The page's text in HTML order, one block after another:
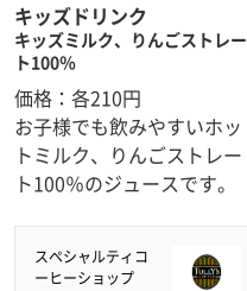
キッズドリンク
キッズミルク、りんごストレー
ト100％
価格：各210円
お子様でも飲みやすいホッ
トミルク、りんごストレー
ト100％のジュースです。
スペシャルティコ
ーヒーショップ